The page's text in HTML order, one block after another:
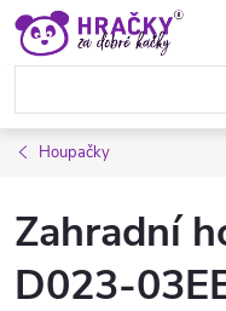
Přejít
obsah
Houpačky
Zahradní
D023-